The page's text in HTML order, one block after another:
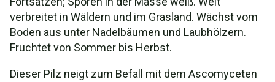
verbreitet in Wäldern und im Grasland. Wächst vom
Boden aus unter Nadelbäumen und Laubhölzern.
Fruchtet von Sommer bis Herbst.
Dieser Pilz neigt zum Befall mit dem Ascomyceten